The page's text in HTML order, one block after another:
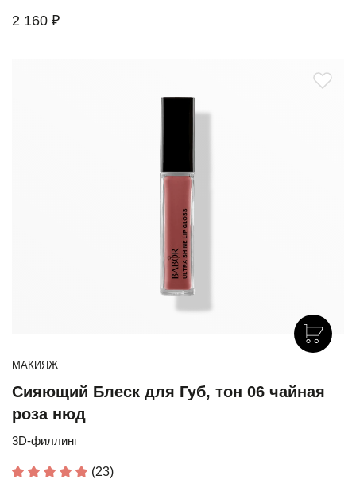
2 160 ₽
МАКИЯЖ
Сияющий Блеск для Губ, тон 06 чайная
роза нюд
3D-филлинг
(23)